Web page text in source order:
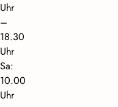
Uhr
–
18.30
Uhr
Sa:
10.00
Uhr